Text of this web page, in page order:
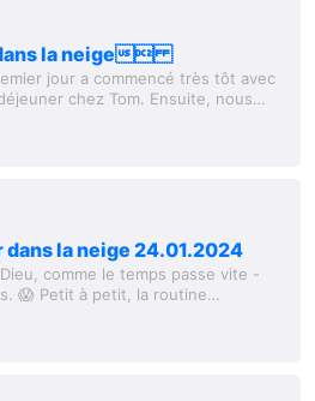
dans la neige
jour a commencé très tôt avec
chez Tom. Ensuite, nous
dans la neige 24.01.2024
comme le temps passe vite -
😱 Petit à petit, la routine